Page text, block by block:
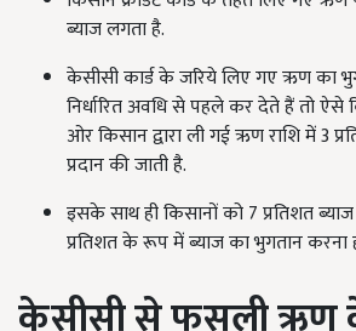
ब्याज लगता है.
केसीसी कार्ड के जरिये लिए गए ऋण का
निर्धारित अवधि से पहले कर देते हैं तो ऐसे
ओर किसान द्वारा ली गई ऋण राशि में 3
प्रदान की जाती है.
इसके साथ ही किसानों को 7 प्रतिशत
प्रतिशत के रूप में ब्याज का भुगतान करना